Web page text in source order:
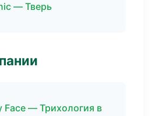
— Тверь
Face — Трихология в